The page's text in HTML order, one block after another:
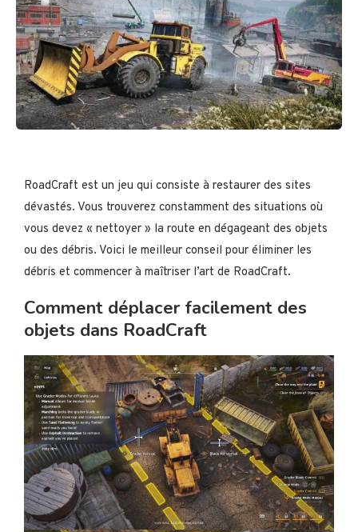
RoadCraft est un jeu qui consiste à restaurer des sites
dévastés. Vous trouverez constamment des situations où
vous devez « nettoyer » la route en dégageant des objets
ou des débris. Voici le meilleur conseil pour éliminer les
débris et commencer à maîtriser l’art de RoadCraft.
Comment déplacer facilement des
objets dans RoadCraft